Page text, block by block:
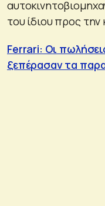
του ίδιου προς
Ferrari: Οι
ξεπέρασαν τα